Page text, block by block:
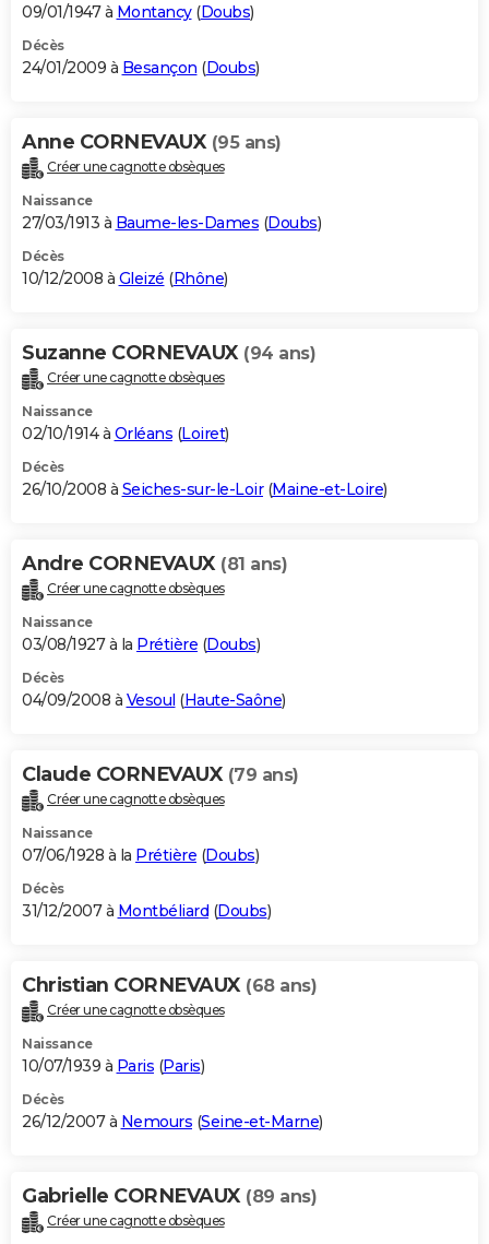
09/01/1947 à Montancy(Doubs)
Décès
24/01/2009 à Besançon (Doubs)
Anne CORNEVAUX (95 ans)
Créer une cagnotte obsèques
Naissance
27/03/1913 à Baume-les-Dames (Doubs)
Décès
10/12/2008 à Gleizé (Rhône)
Suzanne CORNEVAUX (94 ans)
Créer une cagnotte obsèques
Naissance
02/10/1914 à Orléans (Loiret)
Décès
26/10/2008 à Seiches-sur-le-Loir(Maine-et-Loire)
Andre CORNEVAUX (81 ans)
Créer une cagnotte obsèques
Naissance
03/08/1927 à la Prétière (Doubs)
Décès
04/09/2008 à Vesoul (Haute-Saône)
Claude CORNEVAUX (79 ans)
Créer une cagnotte obsèques
Naissance
07/06/1928 à la Prétière (Doubs)
Décès
31/12/2007 à Montbéliard (Doubs)
Christian CORNEVAUX (68 ans)
Créer une cagnotte obsèques
Naissance
10/07/1939 à Paris (Paris)
Décès
26/12/2007 à Nemours (Seine-et-Marne)
Gabrielle CORNEVAUX (89 ans)
Créer une cagnotte obsèques